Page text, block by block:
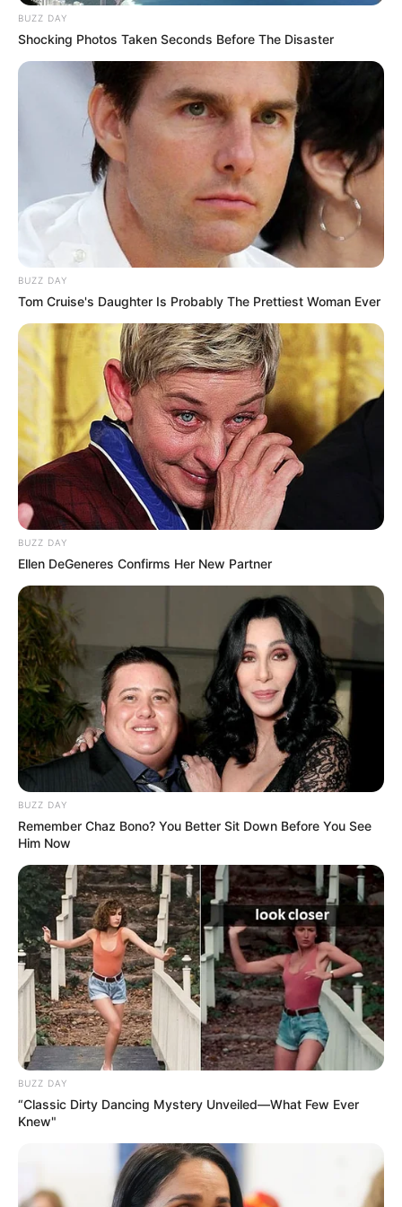
18:57 / 05 Avqust 2026
şaxtasına düşüb öldü
89
18:44 / 05 Avqust 2026 CƏMİYYƏT
Turistlər Azərbaycanda ən çox nədən
narazıdırlar?- ARAŞDIRMA
79 0 0
18:29 / 05 Avqust 2026
BUZZ DAY
Shocking Photos Taken Seconds Before The Disaster
BUZZ DAY
Tom Cruise's Daughter Is Probably The Prettiest Woman Ever
BUZZ DAY
Ellen DeGeneres Confirms Her New Partner
BUZZ DAY
Remember Chaz Bono? You Better Sit Down Before You See
Him Now
BUZZ DAY
“Classic Dirty Dancing Mystery Unveiled—What Few Ever
Knew"